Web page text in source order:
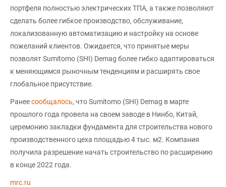
портфеля полностью электрических ТПА, а также позволяют
сделать более гибкое производство, обслуживание,
локализованную автоматизацию и настройку на основе
пожеланий клиентов. Ожидается, что принятые меры
позволят Sumitomo (SHI) Demag более гибко адаптироваться
к меняющимся рыночным тенденциям и расширять свое
глобальное присутствие.
Ранеесообщалось, что Sumitomo (SHI) Demag в марте
прошлого года провела на своем заводе в Нинбо, Китай,
церемонию закладки фундамента для строительства нового
производственного цеха площадью 4 тыс. м2. Компания
получила разрешение начать строительство по расширению
в конце 2022 года.
mrc.ru